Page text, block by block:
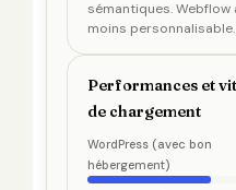
sémantiques. Webflow
moins personnalisable.
Performances et
de chargement
WordPress (avec bon
hébergement)